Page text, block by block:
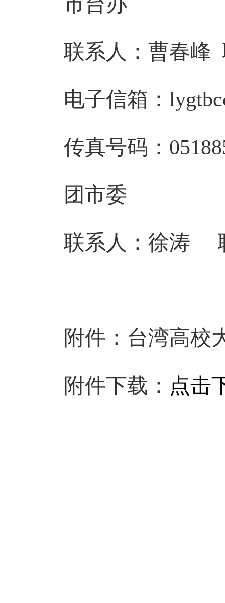
联系人 ： 曹春峰
电子信箱：
传真号码：
团市委
联系人 ： 徐涛
附件：台湾高校
附件下载： 点击